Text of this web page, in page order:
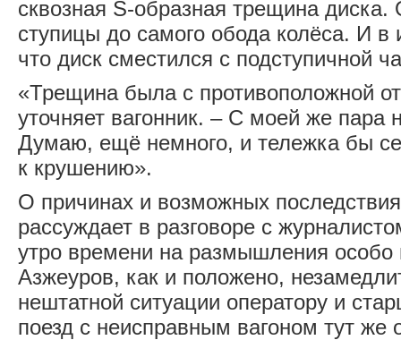
сквозная S-образная трещина диска.
ступицы до самого обода колёса. И в
что диск сместился с подступичной
«Трещина была с противоположной
уточняет вагонник. – С моей же пара
Думаю, ещё немного, и тележка бы
к крушению».
О причинах и возможных
рассуждает в разговоре с
утро времени на размышления
Азжеуров, как и положено,
нештатной ситуации оператору и
поезд с неисправным вагоном тут же